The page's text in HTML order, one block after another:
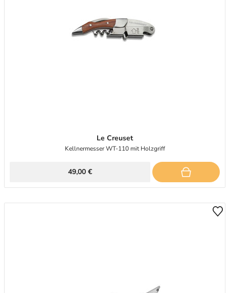
Le Creuset
Kellnermesser WT-110 mit Holzgriff
49,00 €